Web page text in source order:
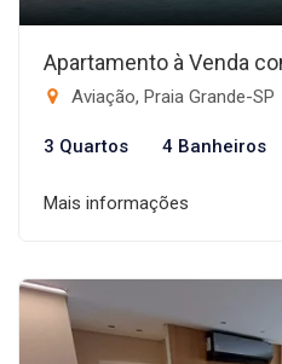
Apartamento à Venda
Aviação, Praia Grande-SP
3 Quartos 4 Banheiros
Mais informações